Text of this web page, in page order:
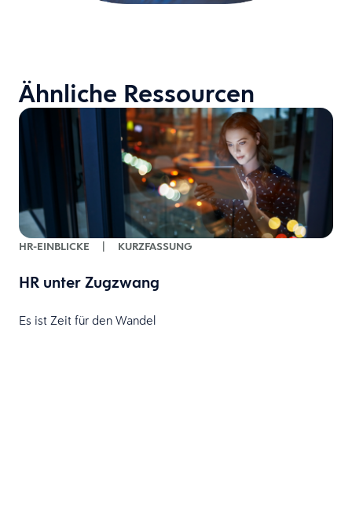
Ähnliche Ressourcen
HR-EINBLICKE | KURZFASSUNG
HR unter Zugzwang
Es ist Zeit für den Wandel